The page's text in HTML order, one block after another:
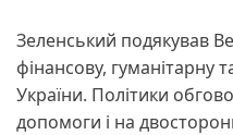
Зеленський подякував
фінансову, гуманітарну
України. Політики
допомоги і на